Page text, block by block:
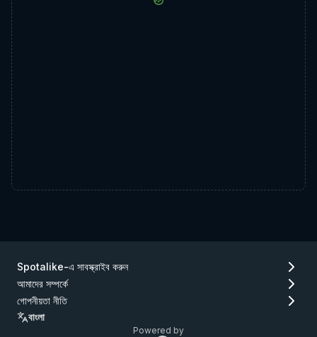
Spotalike-এ সাবস্ক্রাইব করুন
আমাদের সম্পর্কে
গোপনীয়তা নীতি
বাংলা
Powered by